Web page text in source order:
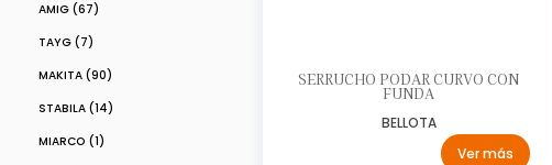
AMIG (67)
TAYG (7)
MAKITA (90)
STABILA (14)
MIARCO (1)
SERRUCHO PODAR CURVO CON
FUNDA
BELLOTA
Ver más